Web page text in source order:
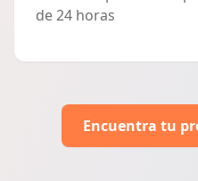
de 24 horas
Encuentra tu